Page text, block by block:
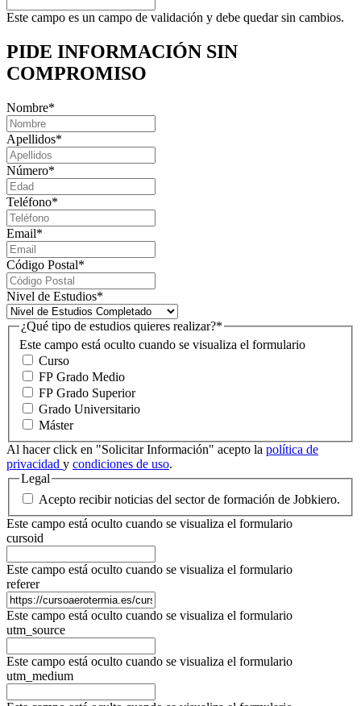
Este campo es un campo de validación y debe quedar sin cambios.
PIDE INFORMACIÓN SIN
COMPROMISO
Nombre*
Apellidos*
Número*
Teléfono*
Email*
Código Postal*
Nivel de Estudios*
Este campo está oculto cuando se visualiza el formulario
¿Qué tipo de estudios quieres realizar?*
Curso
FP Grado Medio
FP Grado Superior
Grado Universitario
Máster
Al hacer click en "Solicitar Información" acepto la política de
privacidad y condiciones de uso.
Legal
Acepto recibir noticias del sector de formación de Jobkiero.
Este campo está oculto cuando se visualiza el formulario
cursoid
Este campo está oculto cuando se visualiza el formulario
referer
Este campo está oculto cuando se visualiza el formulario
utm_source
Este campo está oculto cuando se visualiza el formulario
utm_medium